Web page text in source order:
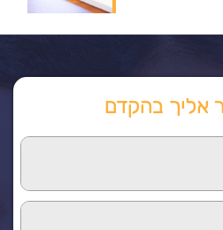
אליך בהקדם